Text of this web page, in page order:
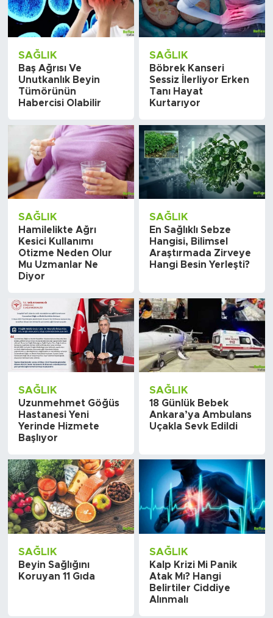
SAĞLIK
Baş Ağrısı Ve
Unutkanlık Beyin
Tümörünün
Habercisi Olabilir
SAĞLIK
Böbrek Kanseri
Sessiz İlerliyor Erken
Tanı Hayat
Kurtarıyor
SAĞLIK
Hamilelikte Ağrı
Kesici Kullanımı
Otizme Neden Olur
Mu Uzmanlar Ne
Diyor
SAĞLIK
En Sağlıklı Sebze
Hangisi, Bilimsel
Araştırmada Zirveye
Hangi Besin Yerleşti?
SAĞLIK
Uzunmehmet Göğüs
Hastanesi Yeni
Yerinde Hizmete
Başlıyor
SAĞLIK
18 Günlük Bebek
Ankara’ya Ambulans
Uçakla Sevk Edildi
SAĞLIK
Beyin Sağlığını
Koruyan 11 Gıda
SAĞLIK
Kalp Krizi Mi Panik
Atak Mı? Hangi
Belirtiler Ciddiye
Alınmalı